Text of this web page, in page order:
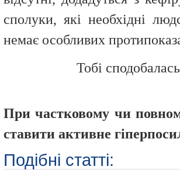
сполуки, які необхідні
немає особливих
Тобі
При частковому чи
ставити активне
Подібні статті: